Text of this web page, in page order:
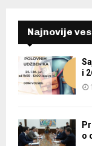
Najnovije
i
o